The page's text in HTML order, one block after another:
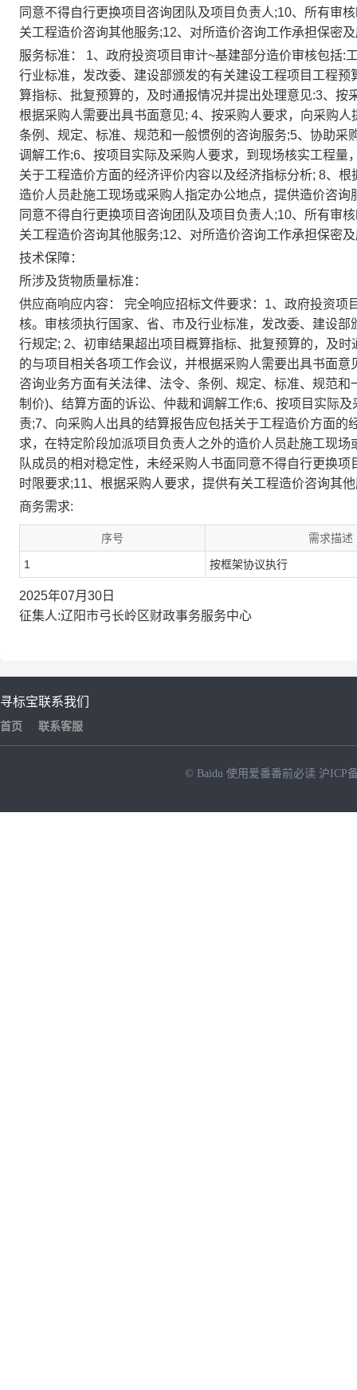
同意不得自行更换项目咨询团队及项目负责人;10、所有审
关工程造价咨询其他服务;12、对所造价咨询工作承担保密
服务标准：
1、政府投资项目审计~基建部分造价审核包括:
行业标准，发改委、建设部颁发的有关建设工程项目工程
算指标、批复预算的，及时通报情况并提出处理意见:3、
根据采购人需要出具书面意见; 4、按采购人要求，向采购
条例、规定、标准、规范和一般惯例的咨询服务;5、协助
调解工作;6、按项目实际及采购人要求，到现场核实工程
关于工程造价方面的经济评价内容以及经济指标分析; 8、
造价人员赴施工现场或采购人指定办公地点，提供造价咨
同意不得自行更换项目咨询团队及项目负责人;10、所有审
关工程造价咨询其他服务;12、对所造价咨询工作承担保密
技术保障：
所涉及货物质量标准：
供应商响应内容：
完全响应招标文件要求：1、政府投资项
核。审核须执行国家、省、市及行业标准，发改委、建设
行规定; 2、初审结果超出项目概算指标、批复预算的，及
的与项目相关各项工作会议，并根据采购人需要出具书面
咨询业务方面有关法律、法令、条例、规定、标准、规范
制价)、结算方面的诉讼、仲裁和调解工作;6、按项目实际
责;7、向采购人出具的结算报告应包括关于工程造价方面
求，在特定阶段加派项目负责人之外的造价人员赴施工现
队成员的相对稳定性，未经采购人书面同意不得自行更换
时限要求;11、根据采购人要求，提供有关工程造价咨询其
商务需求:
序号 需求描述
1 按框架协议执行
2025年07月30日
征集人:辽阳市弓长岭区财政事务服务中心
寻标宝
首页
联系我们
联系客服
© Baidu 使用爱番番前必读 沪ICP